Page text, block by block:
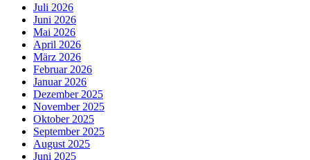
Juli 2026
Juni 2026
Mai 2026
April 2026
März 2026
Februar 2026
Januar 2026
Dezember 2025
November 2025
Oktober 2025
September 2025
August 2025
Juni 2025